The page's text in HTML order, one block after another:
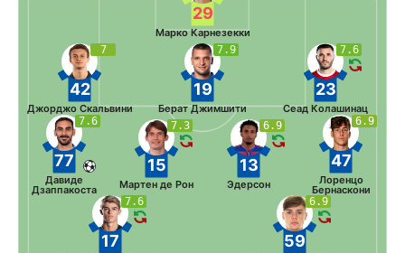
29
Марко Карнезекки
7.6
23
Сеад Колашинац
7.9
19
Берат Джимшити
7
42
Джорджо Скальвини
6.9
47
Лоренцо
Бернаскони
6.9
13
Эдерсон
7.3
15
Мартен де Рон
7.6
77
Давиде
Дзаппакоста
6.9
59
7.6
17